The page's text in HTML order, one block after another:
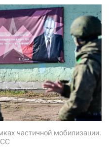
частичной мобилизации.
свое гражданство РФ
ДРУЗЬЯМИ
donate@novayagazeta.ru или